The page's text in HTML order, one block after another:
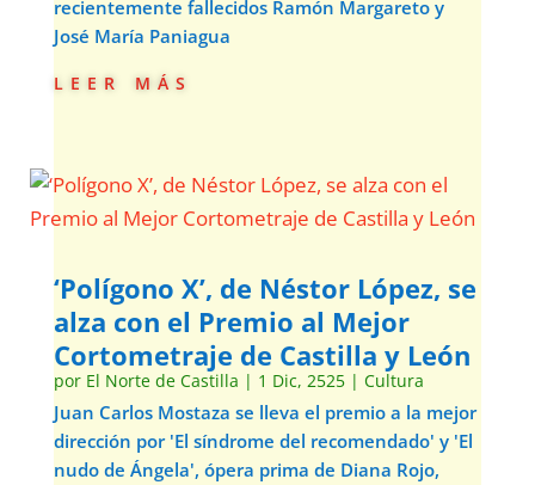
recientemente fallecidos Ramón Margareto y
José María Paniagua
leer más
‘Polígono X’, de Néstor López, se
alza con el Premio al Mejor
Cortometraje de Castilla y León
por El Norte de Castilla | 1 Dic, 2525| Cultura
Juan Carlos Mostaza se lleva el premio a la mejor
dirección por 'El síndrome del recomendado' y 'El
nudo de Ángela', ópera prima de Diana Rojo,